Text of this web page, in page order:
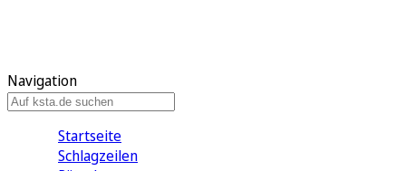
Navigation
Startseite
Schlagzeilen